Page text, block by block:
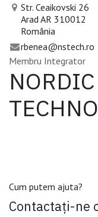
Str. Ceaikovski 26
Arad AR 310012
România
rbenea@nstech.ro
Membru Integrator
Cum putem ajuta?
Contactați-ne